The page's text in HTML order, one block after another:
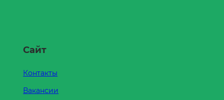
Сайт
Контакты
Вакансии